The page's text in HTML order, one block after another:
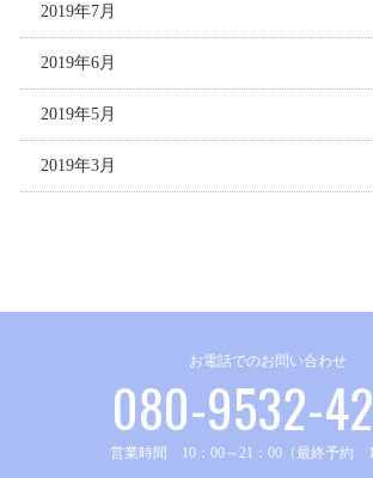
2019年7月
2019年6月
2019年5月
2019年3月
お電話でのお問い合わせ
080-9532-
営業時間 10：00～21：00（最終予約